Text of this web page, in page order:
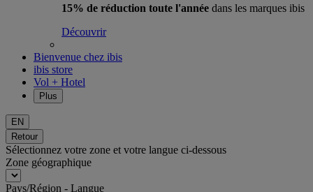
15% de réduction toute l'année dans les marques ibis
Découvrir
Bienvenue chez ibis
ibis store
Vol + Hotel
Plus
EN
Retour
Sélectionnez votre zone et votre langue ci-dessous
Zone géographique
Pays/Région - Langue